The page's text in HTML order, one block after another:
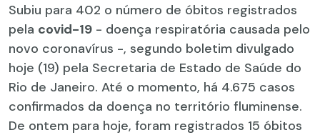
Subiu para 402 o número de óbitos registrados
pela covid-19 - doença respiratória causada pelo
novo coronavírus -, segundo boletim divulgado
hoje (19) pela Secretaria de Estado de Saúde do
Rio de Janeiro. Até o momento, há 4.675 casos
confirmados da doença no território fluminense.
De ontem para hoje, foram registrados 15 óbitos